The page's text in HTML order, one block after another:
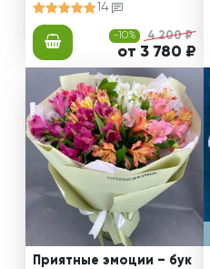
14
-10% 4 200 ₽
от 3 780 ₽
Приятные эмоции – бук